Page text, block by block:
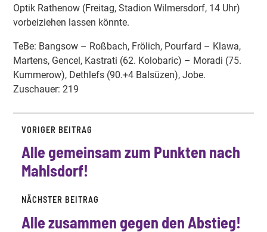
Optik Rathenow (Freitag, Stadion Wilmersdorf, 14 Uhr)
vorbeiziehen lassen könnte.
TeBe: Bangsow – Roßbach, Frölich, Pourfard – Klawa,
Martens, Gencel, Kastrati (62. Kolobaric) – Moradi (75.
Kummerow), Dethlefs (90.+4 Balsüzen), Jobe.
Zuschauer: 219
VORIGER BEITRAG
Alle gemeinsam zum Punkten nach
Mahlsdorf!
NÄCHSTER BEITRAG
Alle zusammen gegen den Abstieg!